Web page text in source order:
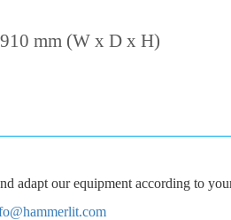
mm (W x D x H)
adapt our equipment according to